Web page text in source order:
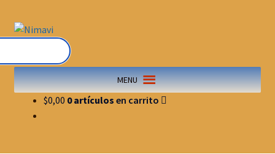
MENU
$0,00 0 artículos